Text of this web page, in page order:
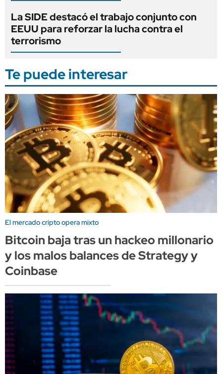
La SIDE destacó el trabajo conjunto con
EEUU para reforzar la lucha contra el
terrorismo
Te puede interesar
El mercado cripto opera mixto
Bitcoin baja tras un hackeo millonario
y los malos balances de Strategy y
Coinbase